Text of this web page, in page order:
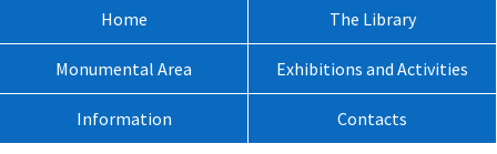
Home The Library
Monumental Area Exhibitions and Activities
Information Contacts